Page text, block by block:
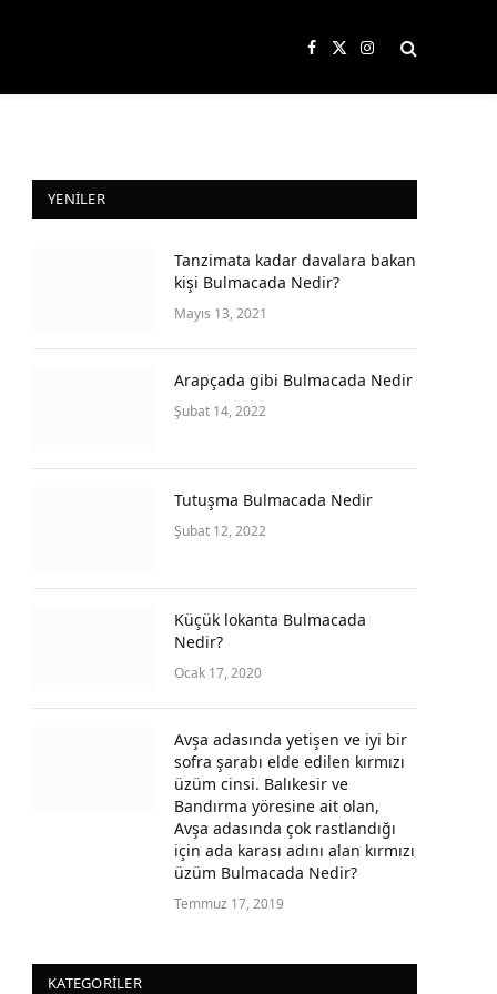
Facebook
X
Instagram
YENILER
Tanzimata kadar davalara bakan
kişi Bulmacada Nedir?
Mayıs 13, 2021
Arapçada gibi Bulmacada Nedir
Şubat 14, 2022
Tutuşma Bulmacada Nedir
Şubat 12, 2022
Küçük lokanta Bulmacada
Nedir?
Ocak 17, 2020
Avşa adasında yetişen ve iyi bir
sofra şarabı elde edilen kırmızı
üzüm cinsi. Balıkesir ve
Bandırma yöresine ait olan,
Avşa adasında çok rastlandığı
için ada karası adını alan kırmızı
üzüm Bulmacada Nedir?
Temmuz 17, 2019
KATEGORILER